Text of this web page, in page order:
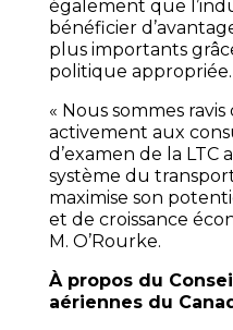
également que
bénéficier
plus importants
politique appropriée.
« Nous sommes
activement aux
d’examen de la LTC
système du
maximise son
et de croissance
M. O’Rourke.
À propos du
aériennes du